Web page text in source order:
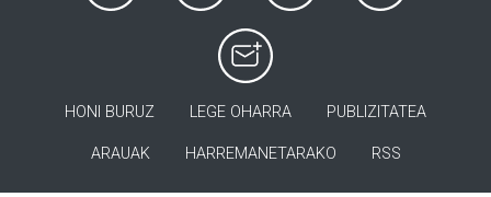
HONI BURUZ LEGE OHARRA PUBLIZITATEA
ARAUAK HARREMANETARAKO RSS